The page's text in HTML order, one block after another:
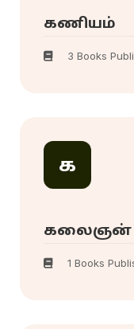
கணியம்
3 Books
க
கலைஞன்
1 Books